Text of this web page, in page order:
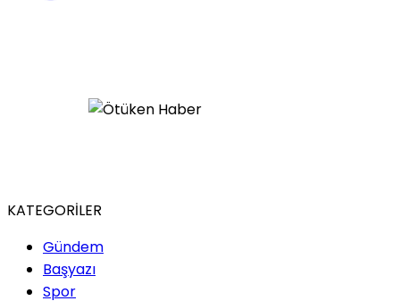
KATEGORİLER
Gündem
Başyazı
Spor